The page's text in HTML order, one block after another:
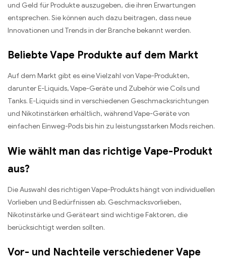
und Geld für Produkte auszugeben, die ihren Erwartungen
entsprechen. Sie können auch dazu beitragen, dass neue
Innovationen und Trends in der Branche bekannt werden.
Beliebte Vape Produkte auf dem Markt
Auf dem Markt gibt es eine Vielzahl von Vape-Produkten,
darunter E-Liquids, Vape-Geräte und Zubehör wie Coils und
Tanks. E-Liquids sind in verschiedenen Geschmacksrichtungen
und Nikotinstärken erhältlich, während Vape-Geräte von
einfachen Einweg-Pods bis hin zu leistungsstarken Mods reichen.
Wie wählt man das richtige Vape-Produkt
aus?
Die Auswahl des richtigen Vape-Produkts hängt von individuellen
Vorlieben und Bedürfnissen ab. Geschmacksvorlieben,
Nikotinstärke und Geräteart sind wichtige Faktoren, die
berücksichtigt werden sollten.
Vor- und Nachteile verschiedener Vape